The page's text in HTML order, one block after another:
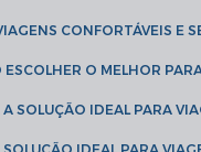
CONFORTÁVEIS E
ESCOLHER O MELHOR
A SOLUÇÃO IDEAL PARA